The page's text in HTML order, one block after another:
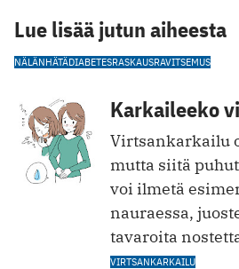
Lue lisää jutun aiheesta
NÄLÄNHÄTÄDIABETESRASKAUSRAVITSEMUS
Karkaileeko
Virtsankarkailu
mutta siitä
voi ilmetä
nauraessa,
tavaroita
VIRTSANKARKAILU